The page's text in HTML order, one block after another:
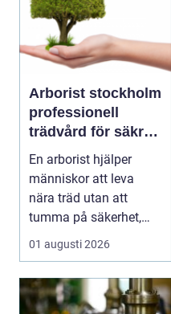
Arborist stockholm
professionell
trädvård för säkra
och vackra träd
En arborist hjälper
människor att leva
nära träd utan att
tumma på säkerhet,
trivsel eller hållbarhe...
01 augusti 2026